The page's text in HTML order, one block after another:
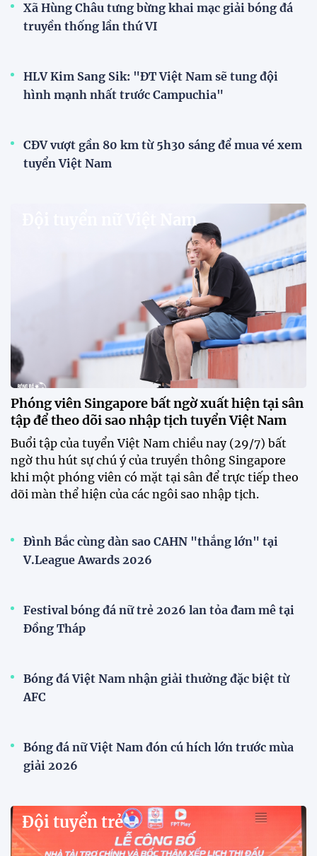
Xã Hùng Châu tưng bừng khai mạc giải bóng đá
truyền thống lần thứ VI
HLV Kim Sang Sik: "ĐT Việt Nam sẽ tung đội
hình mạnh nhất trước Campuchia"
CĐV vượt gần 80 km từ 5h30 sáng để mua vé xem
tuyển Việt Nam
Đội tuyển nữ Việt Nam
Phóng viên Singapore bất ngờ xuất hiện tại sân
tập để theo dõi sao nhập tịch tuyển Việt Nam
Buổi tập của tuyển Việt Nam chiều nay (29/7) bất
ngờ thu hút sự chú ý của truyền thông Singapore
khi một phóng viên có mặt tại sân để trực tiếp theo
dõi màn thể hiện của các ngôi sao nhập tịch.
Đình Bắc cùng dàn sao CAHN "thắng lớn" tại
V.League Awards 2026
Festival bóng đá nữ trẻ 2026 lan tỏa đam mê tại
Đồng Tháp
Bóng đá Việt Nam nhận giải thưởng đặc biệt từ
AFC
Bóng đá nữ Việt Nam đón cú hích lớn trước mùa
giải 2026
Đội tuyển trẻ